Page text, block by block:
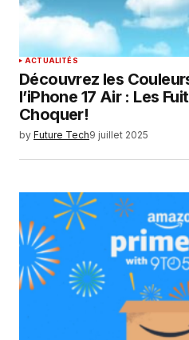
SUBMIT COMMENT
ACTUALITÉS
Découvrez les
l’iPhone 17 Air : Les
Choquer!
by Future Tech9 juillet 2025